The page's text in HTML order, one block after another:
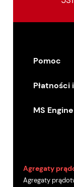
Pomoc
Płatności
MS Engine
Agregaty
Agregaty